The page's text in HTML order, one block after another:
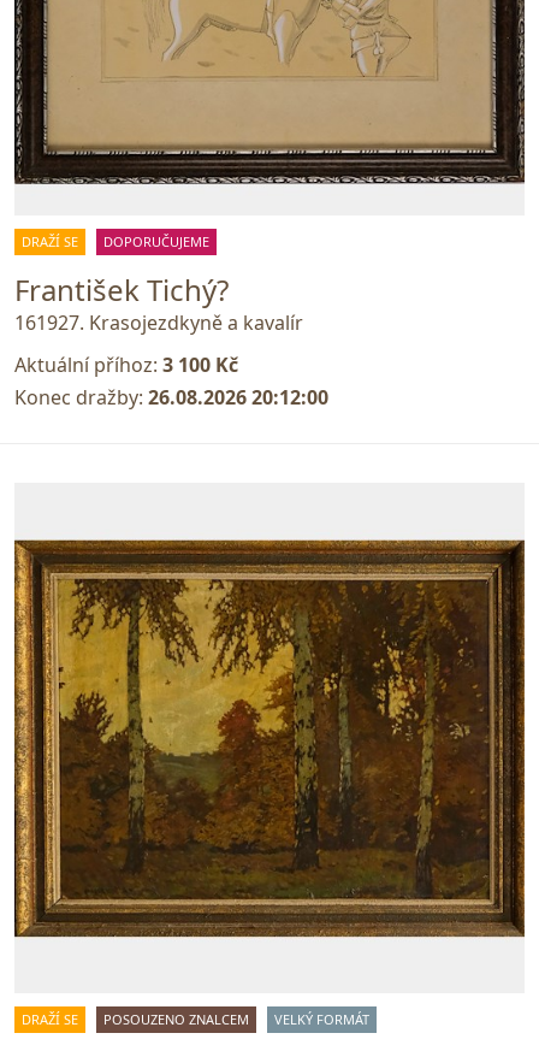
DRAŽÍ SE DOPORUČUJEME
František Tichý?
161927. Krasojezdkyně a kavalír
Aktuální příhoz: 3 100 Kč
Konec dražby: 26.08.2026 20:12:00
DRAŽÍ SE POSOUZENO ZNALCEM VELKÝ FORMÁT